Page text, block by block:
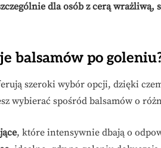
dla osób z cerą
balsamów po
szeroki wybór opcji, dzięki
wybierać spośród balsamów o
, które intensywnie dbają o